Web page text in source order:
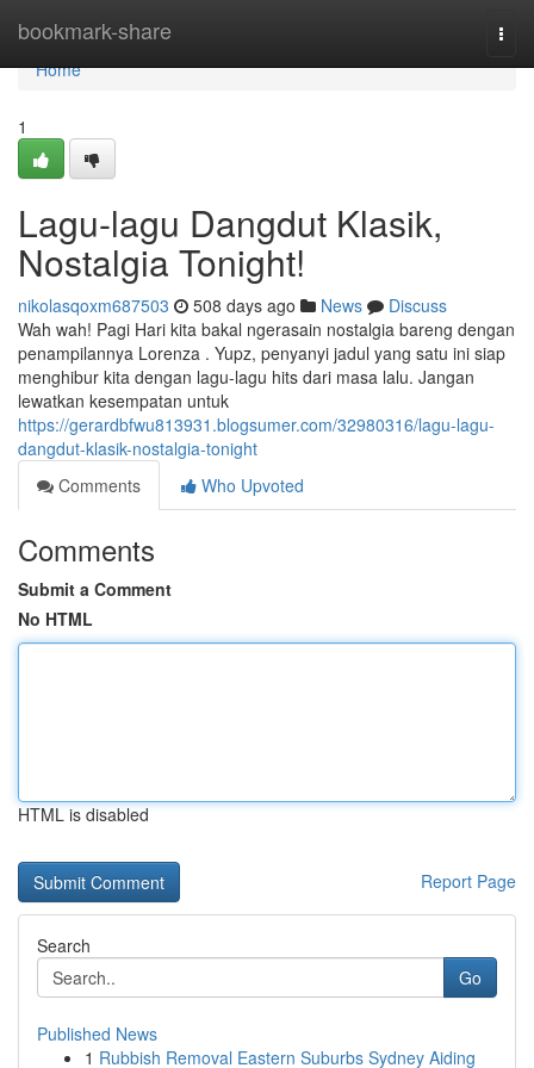
bookmark-share
Home
Home
1
Lagu-lagu Dangdut Klasik,
Nostalgia Tonight!
nikolasqoxm687503 508 days ago News
Discuss
Wah wah! Pagi Hari kita bakal ngerasain nostalgia bareng dengan
penampilannya Lorenza . Yupz, penyanyi jadul yang satu ini siap
menghibur kita dengan lagu-lagu hits dari masa lalu. Jangan
lewatkan kesempatan untuk
https://gerardbfwu813931.blogsumer.com/32980316/lagu-lagu-
dangdut-klasik-nostalgia-tonight
Comments
Who Upvoted
Comments
Submit a Comment
No HTML
HTML is disabled
Report Page
Search
Go
Published News
1 Rubbish Removal Eastern Suburbs Sydney Aiding